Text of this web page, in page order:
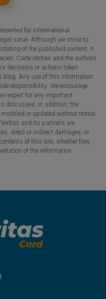
for informational
value. Although we strive to
of the published content, it
Carte Veritas and the authors
decisions or actions taken
blog. Any use of this information
responsibility. We encourage
expert for any important
discussed. In addition, the
or updated without notice.
and its partners are
direct or indirect damages, or
of this site, whether they
of the information